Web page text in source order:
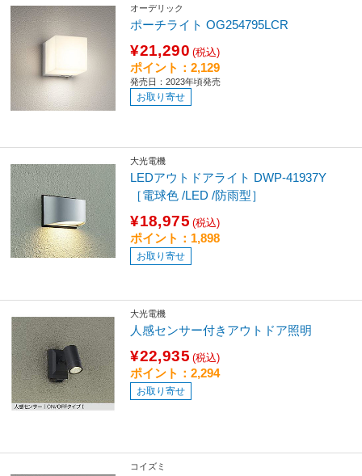
オーデリック
ポーチライト OG254795LCR
¥21,290 (税込)
ポイント：2,129
発売日：2023年頃発売
お取り寄せ
大光電機
LEDアウトドアライト DWP-41937Y
［電球色 /LED /防雨型］
¥18,975 (税込)
ポイント：1,898
お取り寄せ
大光電機
人感センサー付きアウトドア照明
¥22,935 (税込)
ポイント：2,294
お取り寄せ
コイズミ